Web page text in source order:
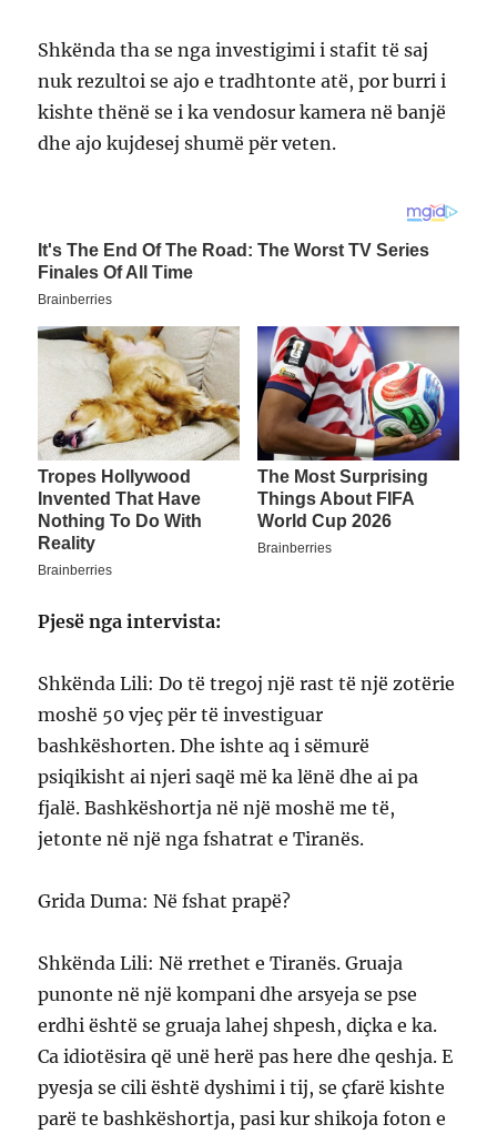
Shkënda tha se nga investigimi i stafit të saj
nuk rezultoi se ajo e tradhtonte atë, por burri i
kishte thënë se i ka vendosur kamera në banjë
dhe ajo kujdesej shumë për veten.
Pjesë nga intervista:
Shkënda Lili: Do të tregoj një rast të një zotërie
moshë 50 vjeç për të investiguar
bashkëshorten. Dhe ishte aq i sëmurë
psiqikisht ai njeri saqë më ka lënë dhe ai pa
fjalë. Bashkëshortja në një moshë me të,
jetonte në një nga fshatrat e Tiranës.
Grida Duma: Në fshat prapë?
Shkënda Lili: Në rrethet e Tiranës. Gruaja
punonte në një kompani dhe arsyeja se pse
erdhi është se gruaja lahej shpesh, diçka e ka.
Ca idiotësira që unë herë pas here dhe qeshja. E
pyesja se cili është dyshimi i tij, se çfarë kishte
parë te bashkëshortja, pasi kur shikoja foton e